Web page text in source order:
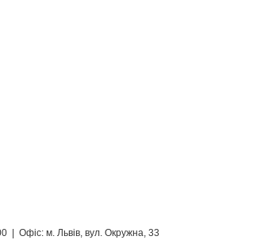
| Офіс: м. Львів, вул. Окружна, 33